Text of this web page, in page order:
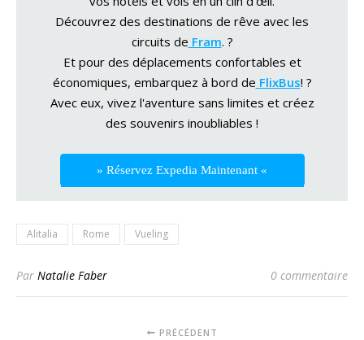
Découvrez des destinations de rêve avec les
circuits de Fram. ?
Et pour des déplacements confortables et
économiques, embarquez à bord de FlixBus! ?
Avec eux, vivez l'aventure sans limites et créez
des souvenirs inoubliables !
» Réservez Expedia Maintenant «
Alitalia Rome Vueling
Par Natalie Faber 0 commentaire
PRÉCÉDENT